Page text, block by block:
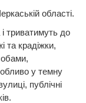
області.
триватимуть до
та крадіжки,
у темну
публічні